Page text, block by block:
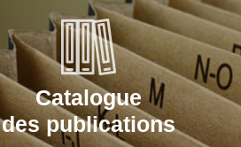
Catalogue
des publications